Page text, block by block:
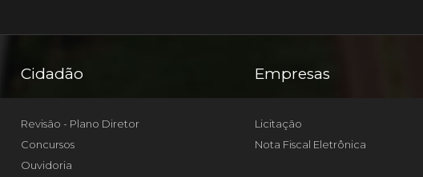
Cidadão
Revisão - Plano Diretor
Concursos
Ouvidoria
Empresas
Licitação
Nota Fiscal Eletrônica